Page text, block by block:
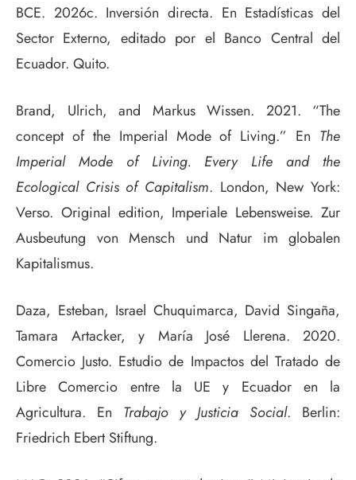
BCE. 2026c. Inversión directa. En Estadísticas del
Sector Externo, editado por el Banco Central del
Ecuador. Quito.
Brand, Ulrich, and Markus Wissen. 2021. “The
concept of the Imperial Mode of Living.” En The
Imperial Mode of Living. Every Life and the
Ecological Crisis of Capitalism. London, New York:
Verso. Original edition, Imperiale Lebensweise. Zur
Ausbeutung von Mensch und Natur im globalen
Kapitalismus.
Daza, Esteban, Israel Chuquimarca, David Singaña,
Tamara Artacker, y María José Llerena. 2020.
Comercio Justo. Estudio de Impactos del Tratado de
Libre Comercio entre la UE y Ecuador en la
Agricultura. En Trabajo y Justicia Social. Berlin:
Friedrich Ebert Stiftung.